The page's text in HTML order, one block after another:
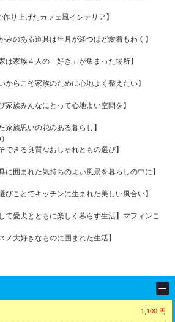
作り上げたカフェ風インテリア】
みのある道具は年月が経つほど愛着もわく】
は家族４人の「好き」が集まった場所】
からこそ家族のために心地よく整えたい】
家族みんなにとって心地よい空間を】
家族思いの花のある暮らし】
できる良質なおしゃれともの選び】
に囲まれた気持ちのよい風景を暮らしの中に】
びことでキッチンに生まれた美しい風合い】
て愛犬とともに楽しく暮らす生活】マフィンこ
メ大好きなものに囲まれた生活】
1,100 円